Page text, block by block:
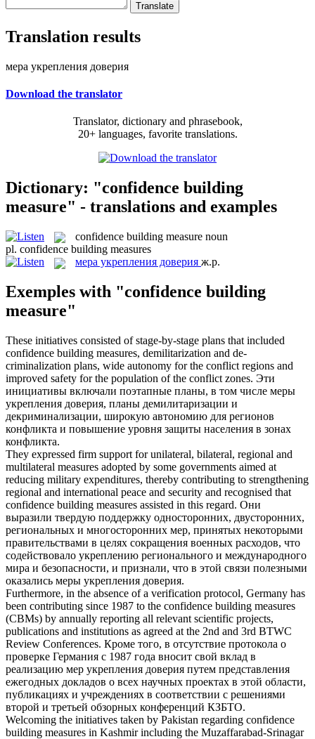
Translation results
мера укрепления доверия
Download the translator
Translator, dictionary and phrasebook,
20+ languages, favorite translations.
Dictionary: "confidence building
measure" - translations and examples
confidence building measure noun
pl. confidence building measures
мера укрепления доверия ж.р.
Exemples with "confidence building
measure"
These initiatives consisted of stage-by-stage plans that included
confidence building measures, demilitarization and de-
criminalization plans, wide autonomy for the conflict regions and
improved safety for the population of the conflict zones. Эти
инициативы включали поэтапные планы, в том числе меры
укрепления доверия, планы демилитаризации и
декриминализации, широкую автономию для регионов
конфликта и повышение уровня защиты населения в зонах
конфликта.
They expressed firm support for unilateral, bilateral, regional and
multilateral measures adopted by some governments aimed at
reducing military expenditures, thereby contributing to strengthening
regional and international peace and security and recognised that
confidence building measures assisted in this regard. Они
выразили твердую поддержку односторонних, двусторонних,
региональных и многосторонних мер, принятых некоторыми
правительствами в целях сокращения военных расходов, что
содействовало укреплению регионального и международного
мира и безопасности, и признали, что в этой связи полезными
оказались меры укрепления доверия.
Furthermore, in the absence of a verification protocol, Germany has
been contributing since 1987 to the confidence building measures
(CBMs) by annually reporting all relevant scientific projects,
publications and institutions as agreed at the 2nd and 3rd BTWC
Review Conferences. Кроме того, в отсутствие протокола о
проверке Германия с 1987 года вносит свой вклад в
реализацию мер укрепления доверия путем представления
ежегодных докладов о всех научных проектах в этой области,
публикациях и учреждениях в соответствии с решениями
второй и третьей обзорных конференций КЗБТО.
Welcoming the initiatives taken by Pakistan regarding confidence
building measures in Kashmir including the Muzaffarabad-Srinagar